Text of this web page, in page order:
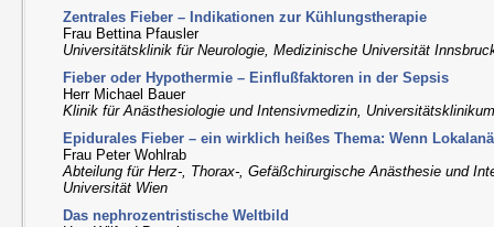
Zentrales Fieber – Indikationen zur Kühlungstherapie
Frau Bettina Pfausler
Universitätsklinik für Neurologie, Medizinische Universität
Fieber oder Hypothermie – Einflußfaktoren in der Sepsis
Herr Michael Bauer
Klinik für Anästhesiologie und Intensivmedizin,
Epidurales Fieber – ein wirklich heißes Thema: Wenn
Frau Peter Wohlrab
Abteilung für Herz-, Thorax-, Gefäßchirurgische Anästhesie und
Universität Wien
Das nephrozentristische Weltbild